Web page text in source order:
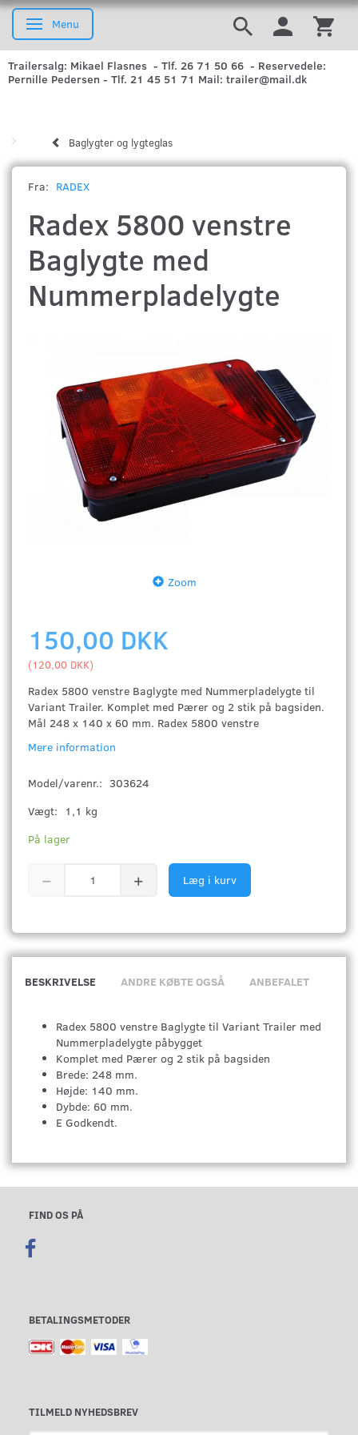
Skifte navigation
Menu
Trailersalg: Mikael Flasnes - Tlf. 26 71 50 66 - Reservedele:
Pernille Pedersen - Tlf. 21 45 51 71 Mail: trailer@mail.dk
Baglygter og lygteglas
Fra: RADEX
Radex 5800 venstre
Baglygte med
Nummerpladelygte
Zoom
150,00 DKK
(120,00 DKK)
Radex 5800 venstre Baglygte med Nummerpladelygte til
Variant Trailer. Komplet med Pærer og 2 stik på bagsiden.
Mål 248 x 140 x 60 mm. Radex 5800 venstre
Mere information
Model/varenr.: 303624
Vægt:
1,1 kg
På lager
Læg i kurv
BESKRIVELSE ANDRE KØBTE OGSÅ ANBEFALET
Radex 5800 venstre Baglygte til Variant Trailer med
Nummerpladelygte påbygget
Komplet med Pærer og 2 stik på bagsiden
Brede: 248 mm.
Højde: 140 mm.
Dybde: 60 mm.
E Godkendt.
FIND OS PÅ
BETALINGSMETODER
TILMELD NYHEDSBREV